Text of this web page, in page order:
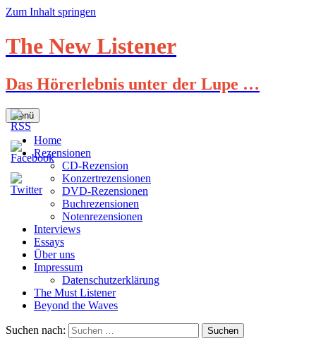
Zum Inhalt springen
The New Listener
Das Hörerlebnis unter der Lupe …
Menü
Home
Rezensionen
CD-Rezension
Konzertrezensionen
DVD-Rezensionen
Buchrezensionen
Notenrezensionen
Interviews
Essays
Über uns
Impressum
Datenschutzerklärung
The Must Listener
Beyond the Waves
Suchen nach: